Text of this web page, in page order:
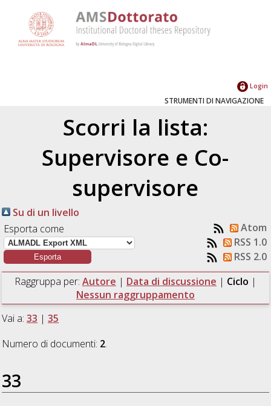
Login
STRUMENTI DI NAVIGAZIONE
Scorri la lista:
Supervisore e Co-
supervisore
Su di un livello
Esporta come
Atom
RSS 1.0
RSS 2.0
Raggruppa per: Autore | Data di discussione | Ciclo |
Nessun raggruppamento
Vai a:33 |35
Numero di documenti: 2.
33